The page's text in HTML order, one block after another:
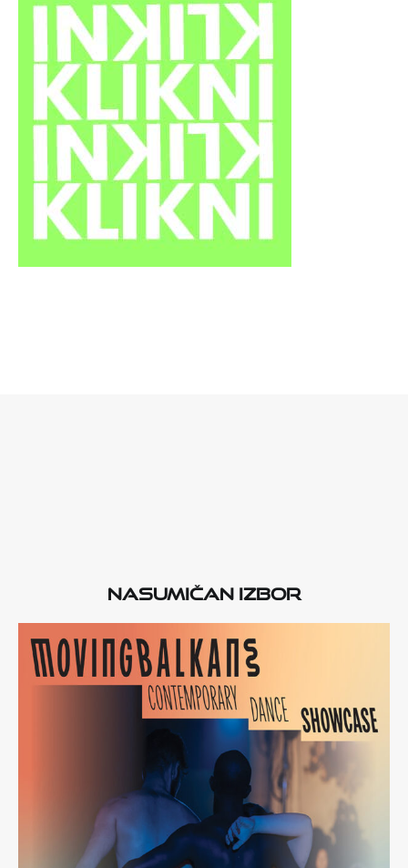
Nasumičan izbor